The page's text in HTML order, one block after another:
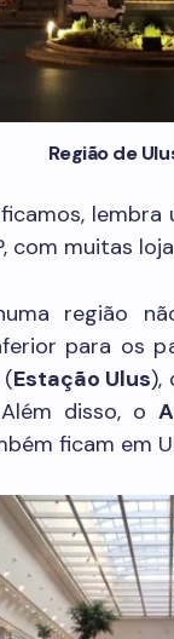
Região de
com muitas
região
para os
Estação Ulus),
disso, o
ficam em